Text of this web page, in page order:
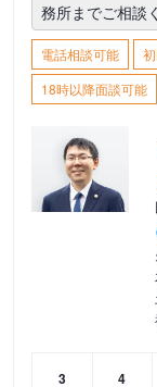
務所までご相談
電話相談可能
18時以降面談可能
3
4